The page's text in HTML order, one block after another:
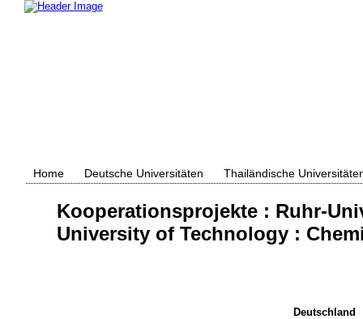
Home Deutsche Universitäten Thailändische
Kooperationsprojekte : Ruhr-
University of Technology :
Deutschland